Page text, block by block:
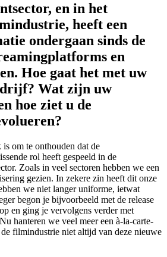
en in het
heeft een
ondergaan sinds de
en
Hoe gaat het met uw
Wat zijn uw
hoe ziet u de
om te onthouden dat de
rol heeft gespeeld in de
Zoals in veel sectoren hebben we een
gezien. In zekere zin heeft dit onze
we niet langer uniforme, ietwat
begon je bijvoorbeeld met de release
en ging je vervolgens verder met
hanteren we veel meer een à-la-carte-
filmindustrie niet altijd van deze nieuwe